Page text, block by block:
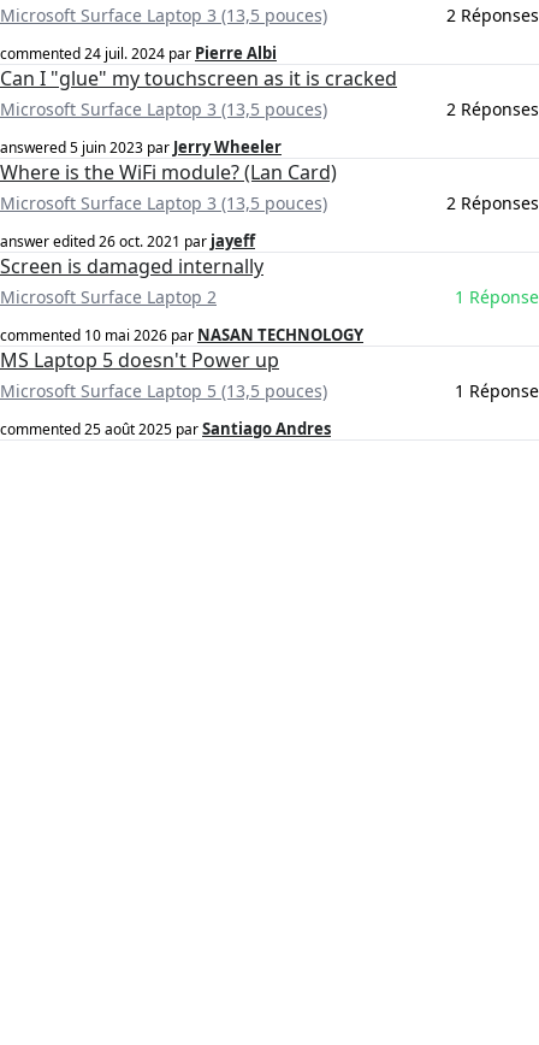
Microsoft Surface Laptop 3 (13,5 pouces) 2 Réponses
commented24 juil. 2024 par Pierre Albi
Can I "glue" my touchscreen as it is cracked
Microsoft Surface Laptop 3 (13,5 pouces) 2 Réponses
answered5 juin 2023 par Jerry Wheeler
Where is the WiFi module? (Lan Card)
Microsoft Surface Laptop 3 (13,5 pouces) 2 Réponses
answer edited26 oct. 2021 par jayeff
Screen is damaged internally
Microsoft Surface Laptop 2 1 Réponse
commented 10 mai 2026 par NASAN TECHNOLOGY
MS Laptop 5 doesn't Power up
Microsoft Surface Laptop 5 (13,5 pouces) 1 Réponse
commented25 août 2025 parSantiago Andres